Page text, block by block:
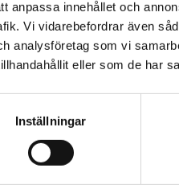
anpassa innehållet och
Vi vidarebefordrar även
analysföretag som vi
eller som de har
Inställningar
som att du besöker
utanför Sverige. Vi erbjuder
För att kunna slutföra ett
vara i Sverige.
oss
141
00 Lund